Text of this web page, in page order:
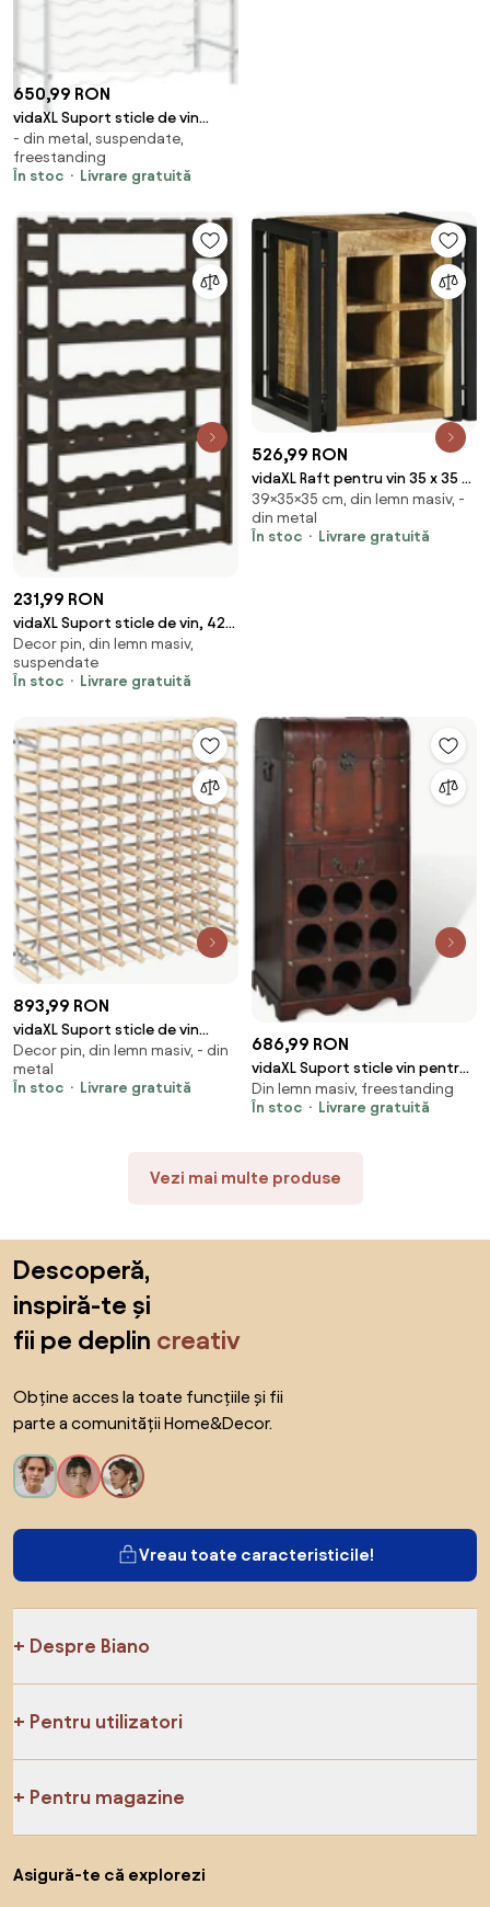
650,99 RON
vidaXL Suport sticle de vin
pentru 72 sticle,alb, metal
- din metal, suspendate,
freestanding
În stoc
Livrare gratuită
231,99 RON
vidaXL Suport sticle de vin, 42
sticle, negru, lemn masiv de pin
Decor pin, din lemn masiv,
suspendate
În stoc
Livrare gratuită
526,99 RON
vidaXL Raft pentru vin 35 x 35 x
39 cm Lemn de mango solid
39×35×35 cm, din lemn masiv, -
din metal
În stoc
Livrare gratuită
893,99 RON
vidaXL Suport sticle de vin
pentru 120 sticle, lemn masiv de
pin
Decor pin, din lemn masiv, - din
metal
În stoc
Livrare gratuită
686,99 RON
vidaXL Suport sticle vin pentru
9 sticle, lemn, spațiu de
depozitare
Din lemn masiv, freestanding
În stoc
Livrare gratuită
Vezi mai multe produse
Descoperă,
inspiră-te și
fii pe deplin creativ
Obține acces la toate funcțiile și fii
parte a comunității Home&Decor.
Vreau toate caracteristicile!
Despre Biano
Pentru utilizatori
Pentru magazine
Asigură-te că explorezi